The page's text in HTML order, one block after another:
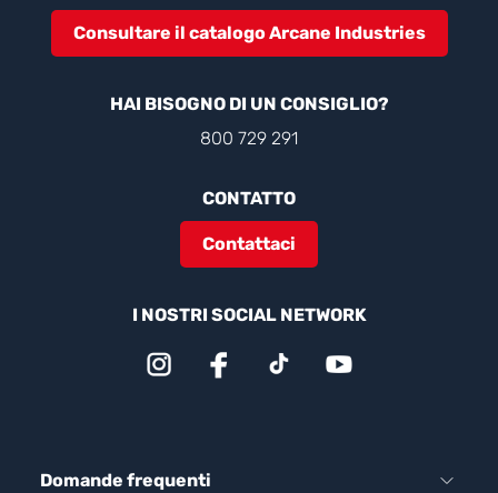
Consultare il catalogo Arcane Industries
HAI BISOGNO DI UN CONSIGLIO?
800 729 291
CONTATTO
Contattaci
I NOSTRI SOCIAL NETWORK
Domande frequenti